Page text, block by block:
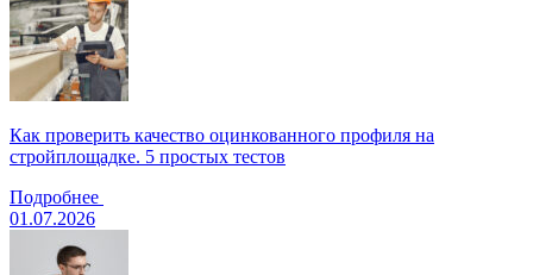
Как проверить качество оцинкованного профиля на
стройплощадке. 5 простых тестов
Подробнее
01.07.2026